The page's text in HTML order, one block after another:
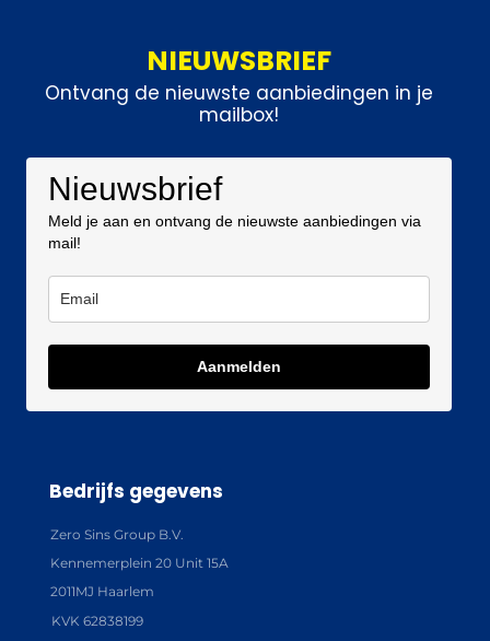
NIEUWSBRIEF
Ontvang de nieuwste aanbiedingen in je
mailbox!
Nieuwsbrief
Meld je aan en ontvang de nieuwste aanbiedingen via
mail!
Aanmelden
Bedrijfs gegevens
Zero Sins Group B.V.
Kennemerplein 20 Unit 15A
2011MJ Haarlem
KVK 62838199